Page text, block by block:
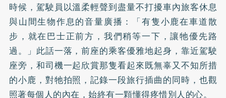
時候，駕駛員以溫柔輕聲到盡量不打擾車內旅客休息
與山間生物作息的音量廣播：「有隻小鹿在車道散
步，就在巴士正前方，我們稍等一下，讓牠優先路
過。」此話一落，前座的乘客優雅地起身，靠近駕駛
座旁，和司機一起欣賞那隻看起來既無辜又不知所措
的小鹿，對牠拍照，記錄一段旅行插曲的同時，也觀
照著每個人的內在，始終有一顆懂得疼惜別人的心。